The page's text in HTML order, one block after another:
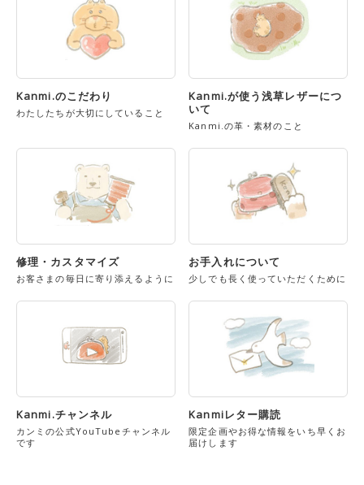
Kanmi.のこだわり
わたしたちが大切にしていること
Kanmi.が使う浅草レザーにつ
いて
Kanmi.の革・素材のこと
修理・カスタマイズ
お客さまの毎日に寄り添えるように
お手入れについて
少しでも長く使っていただくために
Kanmi.チャンネル
カンミの公式YouTubeチャンネル
です
Kanmiレター購読
限定企画やお得な情報をいち早くお
届けします